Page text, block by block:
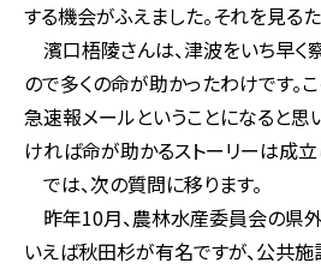
する機会がふえました。それを見る
濱口梧陵さんは、津波をいち早く
ので多くの命が助かったわけです。
急速報メールということになると思
ければ命が助かるストーリーは成立
では、次の質問に移ります。
昨年10月、農林水産委員会の県
いえば秋田杉が有名ですが、公共